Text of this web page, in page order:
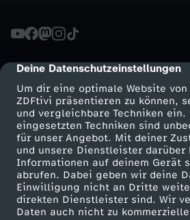
cmp-dialog-description
Deine Datenschutzeinstellungen
Um dir eine optimale Website von
ZDFtivi präsentieren zu können,
und vergleichbare Techniken ein.
eingesetzten Techniken sind
für unser Angebot. Mit deiner
und unsere Dienstleister darüber
Informationen auf deinem Gerät
abrufen. Dabei geben wir deine
Einwilligung nicht an Dritte
direkten Dienstleister sind. Wir
Daten auch nicht zu
t
Mehr ZDF
ZDF-Apps
Smart TV
ZDFtext
Service
Tickets